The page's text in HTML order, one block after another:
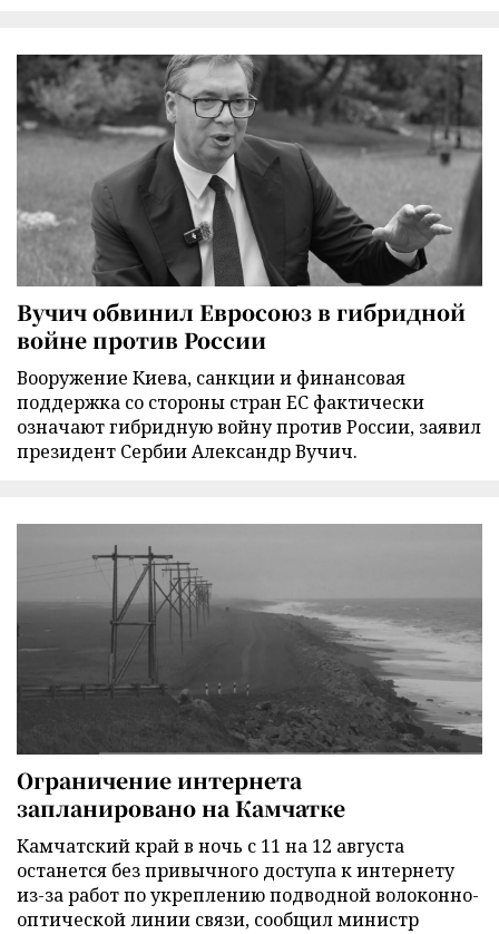
Вучич обвинил Евросоюз в гибридной
войне против России
Вооружение Киева, санкции и финансовая
поддержка со стороны стран ЕС фактически
означают гибридную войну против России, заявил
президент Сербии Александр Вучич.
Ограничение интернета
запланировано на Камчатке
Камчатский край в ночь с 11 на 12 августа
останется без привычного доступа к интернету
из-за работ по укреплению подводной волоконно-
оптической линии связи, сообщил министр